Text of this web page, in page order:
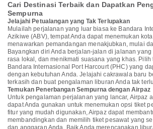
Cari Destinasi Terbaik dan Dapatkan
Sempurna
Jelajahi Petualangan yang Tak Terlupakan
Mulailah perjalanan yang luar biasa ke Bandara
Azikiwe (ABV), tempat Anda dapat menemukan
menawarkan pemandangan menakjubkan, mulai
Bayangkan diri Anda berjalan-jalan di jalanan
rasa lokal, dan menikmati suasana yang khas. Pilih
Bandara Internasional Port Harcourt (PHC) yang
dengan kebutuhan Anda. Jelajahi cakrawala baru
terkasih dan buat pengalaman liburan Anda tak
Temukan Penerbangan Sempurna dengan Airpaz
Untuk pengalaman perjalanan yang lancar, Airpaz
dapat Anda gunakan untuk menemukan opsi tiket
fitur yang mudah digunakan, Airpaz dapat
membandingkan dan memilih tiket pesawat yang
dan anggaran Anda. Baik Anda merencanakan